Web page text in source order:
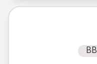
BB